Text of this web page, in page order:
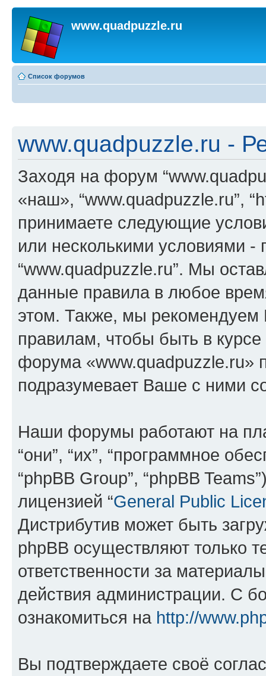
www.quadpuzzle.ru
Список форумов
www.quadpuzzle.ru -
Заходя на форум
«наш», “www.quadpuzzle.ru”,
принимаете следующие
или несколькими условиями
“www.quadpuzzle.ru”. Мы
данные правила в любое
этом. Также, мы рекомендуем
правилам, чтобы быть в
форума «www.quadpuzzle.ru»
подразумевает Ваше с ними
Наши форумы работают на
“они”, “их”, “программное
“phpBB Group”, “phpBB
лицензией “General Public
Дистрибутив может быть
phpBB осуществляют только
ответственности за
действия администрации. С
ознакомиться на http://
Вы подтверждаете своё